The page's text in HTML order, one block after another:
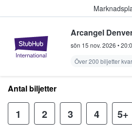
StubHub –
Arcangel
sön 15 nov. 2026 •
Över 200 biljetter kvar
Antal biljetter
1 2 3 4 5+